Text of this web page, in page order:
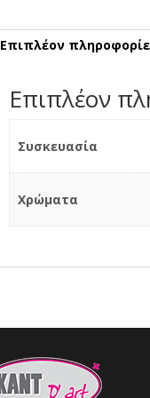
Επιπλέον
Επιπλέον
Συσκευασία
Χρώματα